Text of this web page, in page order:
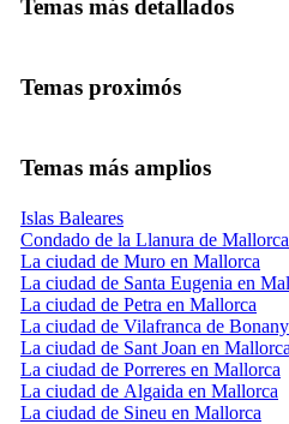
Temas más detallados
Temas proximós
Temas más amplios
Islas Baleares
Condado de la Llanura de
La ciudad de Muro en Mallorca
La ciudad de Santa Eugenia en
La ciudad de Petra en Mallorca
La ciudad de Vilafranca de
La ciudad de Sant Joan en Mallorca
La ciudad de Porreres en Mallorca
La ciudad de Algaida en Mallorca
La ciudad de Sineu en Mallorca